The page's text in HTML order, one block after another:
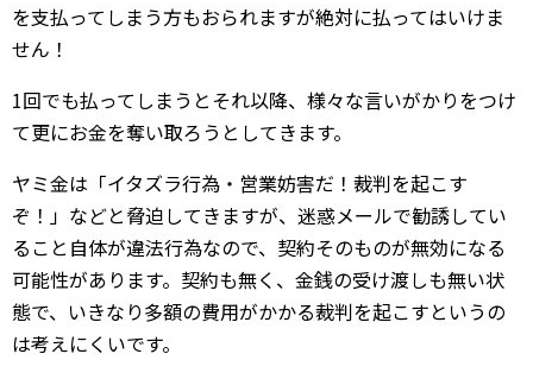
を支払ってしまう方もおられますが絶対に払ってはいけま
せん！
1回でも払ってしまうとそれ以降、様々な言いがかりをつけ
て更にお金を奪い取ろうとしてきます。
ヤミ金は「イタズラ行為・営業妨害だ！裁判を起こす
ぞ！」などと脅迫してきますが、迷惑メールで勧誘してい
ること自体が違法行為なので、契約そのものが無効になる
可能性があります。契約も無く、金銭の受け渡しも無い状
態で、いきなり多額の費用がかかる裁判を起こすというの
は考えにくいです。